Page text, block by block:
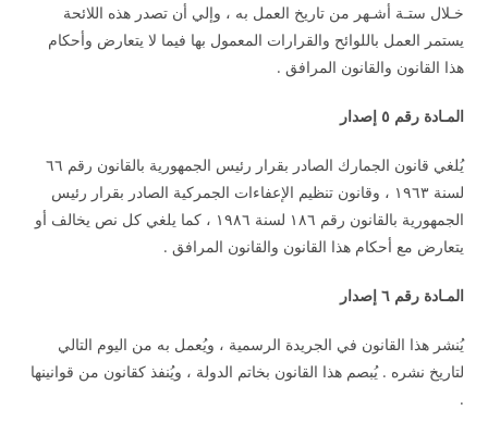
خـلال ستـة أشـهر من تاريخ العمل به ، وإلي أن تصدر هذه اللائحة
يستمر العمل باللوائح والقرارات المعمول بها فيما لا يتعارض وأحكام
هذا القانون والقانون المرافق .
المـادة رقم ٥ إصدار
يُلغي قانون الجمارك الصادر بقرار رئيس الجمهورية بالقانون رقم ٦٦
لسنة ١٩٦٣ ، وقانون تنظيم الإعفاءات الجمركية الصادر بقرار رئيس
الجمهورية بالقانون رقم ١٨٦ لسنة ١٩٨٦ ، كما يلغي كل نص يخالف أو
يتعارض مع أحكام هذا القانون والقانون المرافق .
المـادة رقم ٦ إصدار
يُنشر هذا القانون في الجريدة الرسمية ، ويُعمل به من اليوم التالي
لتاريخ نشره . يُبصم هذا القانون بخاتم الدولة ، ويُنفذ كقانون من قوانينها
.